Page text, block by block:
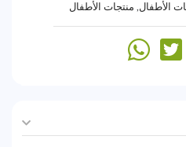
الأطفال, منتجات الأطفال